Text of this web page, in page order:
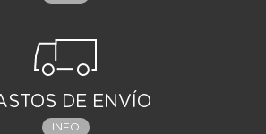
DE ENVÍO
INFO